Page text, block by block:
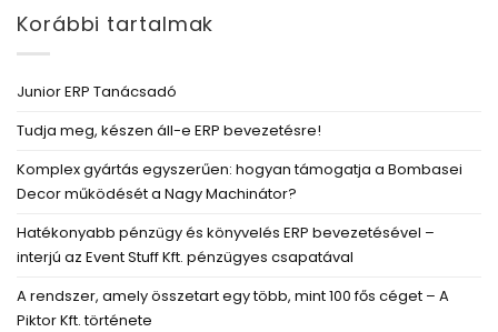
Korábbi tartalmak
Junior ERP Tanácsadó
Tudja meg, készen áll-e ERP bevezetésre!
Komplex gyártás egyszerűen: hogyan támogatja a Bombasei
Decor működését a Nagy Machinátor?
Hatékonyabb pénzügy és könyvelés ERP bevezetésével –
interjú az Event Stuff Kft. pénzügyes csapatával
A rendszer, amely összetart egy több, mint 100 fős céget – A
Piktor Kft. története